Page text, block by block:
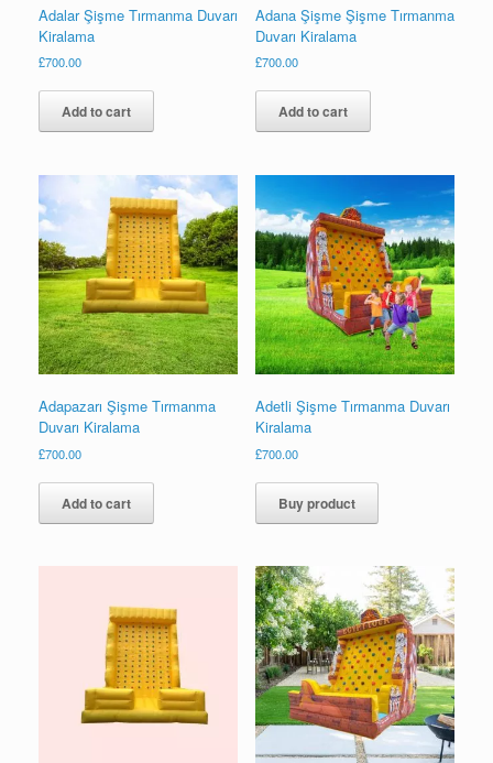
Adalar Şişme Tırmanma Duvarı
Kiralama
£700.00
Add to cart
Adana Şişme Şişme Tırmanma
Duvarı Kiralama
£700.00
Add to cart
Adapazarı Şişme Tırmanma
Duvarı Kiralama
£700.00
Add to cart
Adetli Şişme Tırmanma Duvarı
Kiralama
£700.00
Buy product